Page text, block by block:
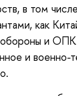
в том
как
и
и военно-